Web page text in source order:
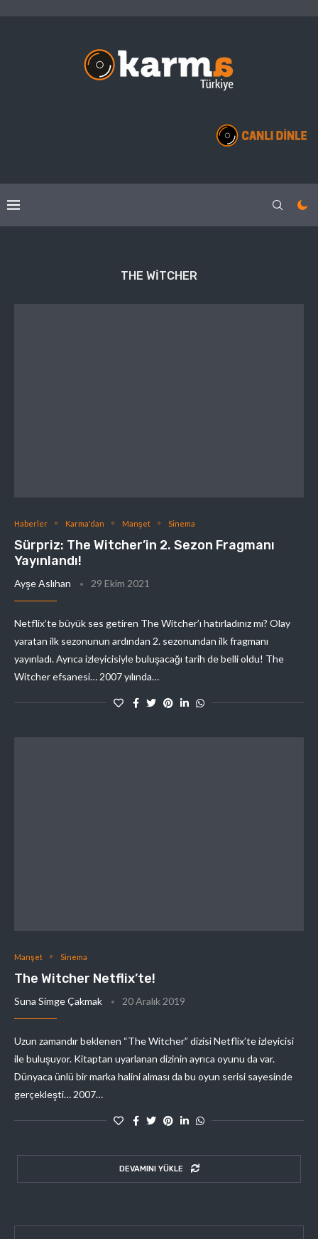
THE WITCHER
Haberler Karma'dan Manşet Sinema
Sürpriz: The Witcher’in 2. Sezon Fragmanı
Yayınlandı!
Ayşe Aslıhan 29 Ekim 2021
Netflix’te büyük ses getiren The Witcher’ı hatırladınız mı? Olay
yaratan ilk sezonunun ardından 2. sezonundan ilk fragmanı
yayınladı. Ayrıca izleyicisiyle buluşacağı tarih de belli oldu! The
Witcher efsanesi… 2007 yılında…
Manşet Sinema
The Witcher Netflix’te!
Suna Simge Çakmak 20 Aralık 2019
Uzun zamandır beklenen “The Witcher” dizisi Netflix’te izleyicisi
ile buluşuyor. Kitaptan uyarlanan dizinin ayrıca oyunu da var.
Dünyaca ünlü bir marka halini alması da bu oyun serisi sayesinde
gerçekleşti… 2007…
DEVAMINI YÜKLE